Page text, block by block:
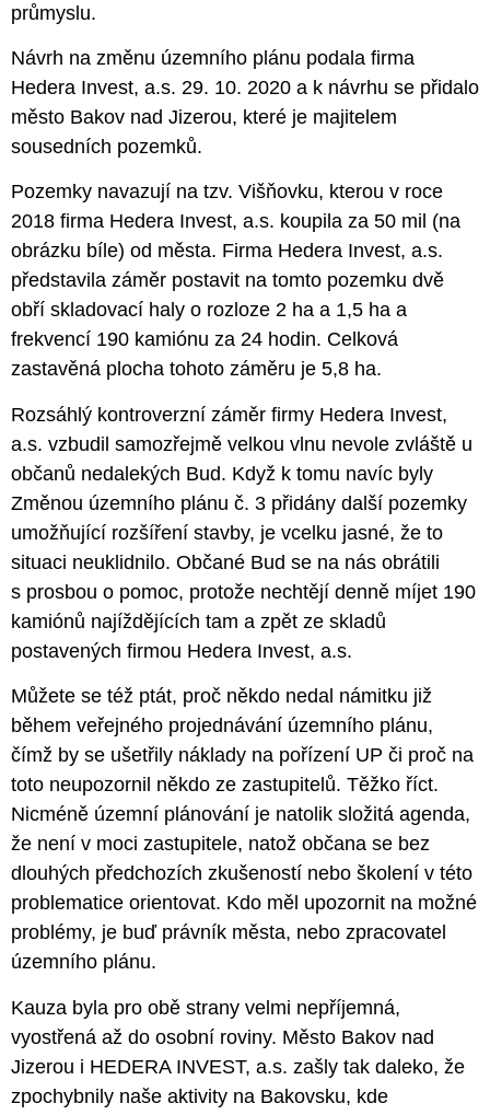
průmyslu.
Návrh na změnu územního plánu podala firma
Hedera Invest, a.s. 29. 10. 2020 a k návrhu se přidalo
město Bakov nad Jizerou, které je majitelem
sousedních pozemků.
Pozemky navazují na tzv. Višňovku, kterou v roce
2018 firma Hedera Invest, a.s. koupila za 50 mil (na
obrázku bíle) od města. Firma Hedera Invest, a.s.
představila záměr postavit na tomto pozemku dvě
obří skladovací haly o rozloze 2 ha a 1,5 ha a
frekvencí 190 kamiónu za 24 hodin. Celková
zastavěná plocha tohoto záměru je 5,8 ha.
Rozsáhlý kontroverzní záměr firmy Hedera Invest,
a.s. vzbudil samozřejmě velkou vlnu nevole zvláště u
občanů nedalekých Bud. Když k tomu navíc byly
Změnou územního plánu č. 3 přidány další pozemky
umožňující rozšíření stavby, je vcelku jasné, že to
situaci neuklidnilo. Občané Bud se na nás obrátili
s prosbou o pomoc, protože nechtějí denně míjet 190
kamiónů najíždějících tam a zpět ze skladů
postavených firmou Hedera Invest, a.s.
Můžete se též ptát, proč někdo nedal námitku již
během veřejného projednávání územního plánu,
čímž by se ušetřily náklady na pořízení UP či proč na
toto neupozornil někdo ze zastupitelů. Těžko říct.
Nicméně územní plánování je natolik složitá agenda,
že není v moci zastupitele, natož občana se bez
dlouhých předchozích zkušeností nebo školení v této
problematice orientovat. Kdo měl upozornit na možné
problémy, je buď právník města, nebo zpracovatel
územního plánu.
Kauza byla pro obě strany velmi nepříjemná,
vyostřená až do osobní roviny. Město Bakov nad
Jizerou i HEDERA INVEST, a.s. zašly tak daleko, že
zpochybnily naše aktivity na Bakovsku, kde